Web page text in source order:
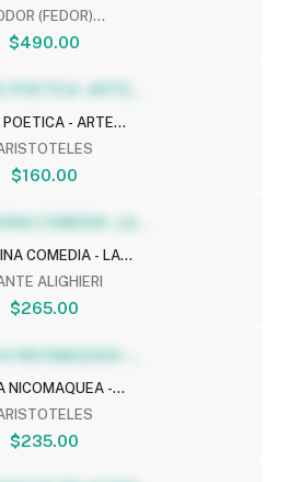
(FEDOR)...
$490.00
POETICA - ARTE...
$160.00
COMEDIA - LA...
ALIGHIERI
$265.00
NICOMAQUEA -...
$235.00